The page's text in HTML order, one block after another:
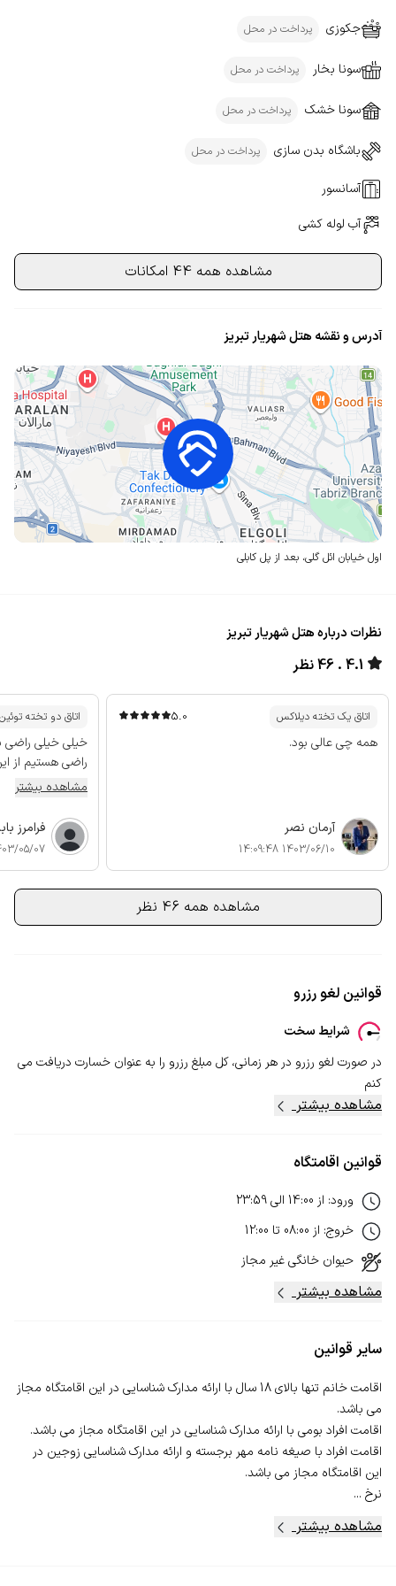
جکوزی پرداخت در محل
سونا بخار پرداخت در محل
سونا خشک پرداخت در محل
باشگاه بدن سازی پرداخت در محل
آسانسور
آب لوله کشی
مشاهده همه 44 امکانات
آدرس و نقشه هتل شهریار تبریز
اول خیابان ائل گلی، بعد از پل کابلی
نظرات درباره هتل شهریار تبریز
4.1 46 نظر
اتاق یک تخته دیلاکس 5.0
همه چی عالی بود.
آرمان نصر
1403/06/10 14:09:48
اتاق دو تخته
خیلی خیلی راضی
راضی هستیم از
مشاهده بیشتر
فرامرز
05/07 10:09:54
مشاهده همه 46 نظر
قوانین لغو رزرو
شرایط سخت
در صورت لغو رزرو در هر زمانی، کل مبلغ رزرو را به عنوان خسارت دریافت می
کنم
مشاهده بیشتر
قوانین اقامتگاه
ورود: از 14:00 الی23:59
خروج: از 08:00 تا 12:00
حیوان خانگیغیر مجاز
مشاهده بیشتر
سایر قوانین
اقامت خانم تنها بالای 18 سال با ارائه مدارک شناسایی در این اقامتگاه مجاز
اقامت افراد با صیغه نامه مهر برجسته و ارائه مدارک شناسایی زوجین در
نرخ ...
مشاهده بیشتر